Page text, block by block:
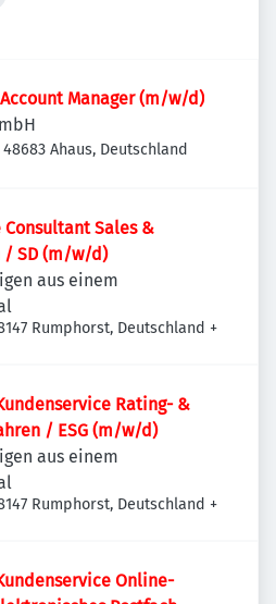
Manager (m/w/d)
Ahaus, Deutschland
Consultant Sales &
SD (m/w/d)
aus einem
Rumphorst, Deutschland +
Rating- &
/ ESG (m/w/d)
aus einem
Rumphorst, Deutschland +
Online-